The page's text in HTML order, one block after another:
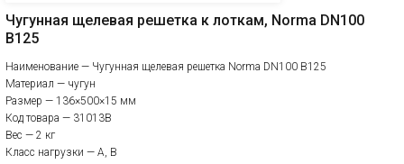
Чугунная щелевая решетка к лоткам, Norma DN100
B125
Наименование — Чугунная щелевая решетка Norma DN100 B125
Материал — чугун
Размер — 136×500×15 мм
Код товара — 31013B
Вес — 2 кг
Класс нагрузки — A, B